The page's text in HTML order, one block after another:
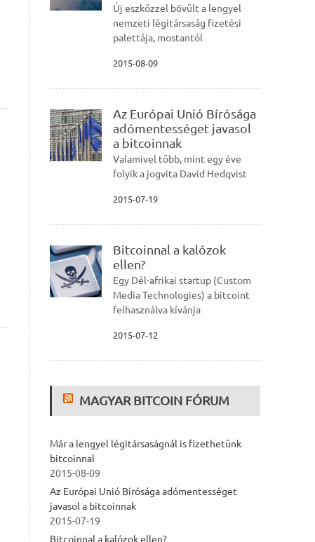
Új eszközzel bővült a lengyel
nemzeti légitársaság fizetési
palettája, mostantól
2015-08-09
Az Európai Unió Bírósága
adómentességet javasol
a bitcoinnak
Valamivel több, mint egy éve
folyik a jogvita David Hedqvist
2015-07-19
Bitcoinnal a kalózok
ellen?
Egy Dél-afrikai startup (Custom
Media Technologies) a bitcoint
felhasználva kívánja
2015-07-12
MAGYAR BITCOIN FÓRUM
Már a lengyel légitársaságnál is fizethetünk
bitcoinnal
2015-08-09
Az Európai Unió Bírósága adómentességet
javasol a bitcoinnak
2015-07-19
Bitcoinnal a kalózok ellen?